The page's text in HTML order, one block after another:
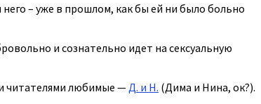
него – уже в прошлом, как бы ей ни было больно
и сознательно идет на сексуальную
читателями любимые — Д. и Н. (Дима и Нина, ок?).